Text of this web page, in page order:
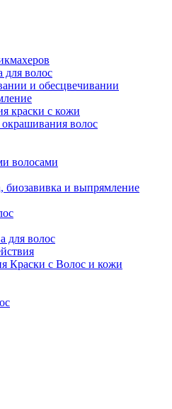
для волос
и обесцвечивании
краски с кожи
волос
волосами
биозавивка и выпрямление
для волос
Краски с Волос и кожи